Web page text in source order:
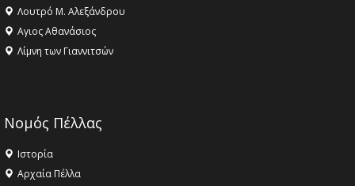
Λουτρό Μ. Αλεξάνδρου
Αγιος Αθανάσιος
Λίμνη των Γιαννιτσών
Νομός Πέλλας
Ιστορία
Αρχαία Πέλλα